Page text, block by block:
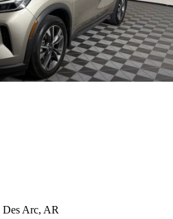
Des Arc, AR